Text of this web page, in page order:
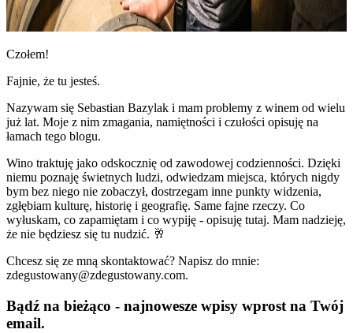
Czołem!
Fajnie, że tu jesteś.
Nazywam się Sebastian Bazylak i mam problemy z winem od wielu
już lat. Moje z nim zmagania, namiętności i czułości opisuję na
łamach tego blogu.
Wino traktuję jako odskocznię od zawodowej codzienności. Dzięki
niemu poznaję świetnych ludzi, odwiedzam miejsca, których nigdy
bym bez niego nie zobaczył, dostrzegam inne punkty widzenia,
zgłębiam kulturę, historię i geografię. Same fajne rzeczy. Co
wyłuskam, co zapamiętam i co wypiję - opisuję tutaj. Mam nadzieję,
że nie będziesz się tu nudzić. 🥂
Chcesz się ze mną skontaktować? Napisz do mnie:
zdegustowany@zdegustowany.com.
Bądź na bieżąco - najnowesze wpisy wprost na Twój
email.